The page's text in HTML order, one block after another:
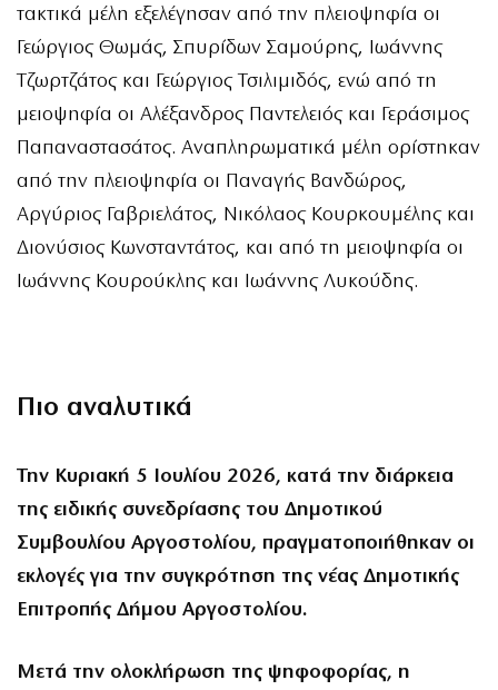
τακτικά μέλη εξελέγησαν από την πλειοψηφία οι
Γεώργιος Θωμάς, Σπυρίδων Σαμούρης, Ιωάννης
Τζωρτζάτος και Γεώργιος Τσιλιμιδός, ενώ από τη
μειοψηφία οι Αλέξανδρος Παντελειός και Γεράσιμος
Παπαναστασάτος. Αναπληρωματικά μέλη ορίστηκαν
από την πλειοψηφία οι Παναγής Βανδώρος,
Αργύριος Γαβριελάτος, Νικόλαος Κουρκουμέλης και
Διονύσιος Κωνσταντάτος, και από τη μειοψηφία οι
Ιωάννης Κουρούκλης και Ιωάννης Λυκούδης.
Πιο αναλυτικά
Την Κυριακή 5 Ιουλίου 2026, κατά την διάρκεια
της ειδικής συνεδρίασης του Δημοτικού
Συμβουλίου Αργοστολίου, πραγματοποιήθηκαν οι
εκλογές για την συγκρότηση της νέας Δημοτικής
Επιτροπής Δήμου Αργοστολίου.
Μετά την ολοκλήρωση της ψηφοφορίας, η